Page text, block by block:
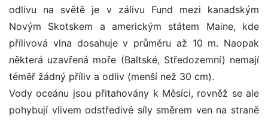
odlivu na světě je v zálivu Fund mezi kanadským
Novým Skotskem a americkým státem Maine, kde
přílivová vlna dosahuje v průměru až 10 m. Naopak
některá uzavřená moře (Baltské, Středozemní) nemají
téměř žádný příliv a odliv (menší než 30 cm).
Vody oceánu jsou přitahovány k Měsíci, rovněž se ale
pohybují vlivem odstředivé síly směrem ven na straně